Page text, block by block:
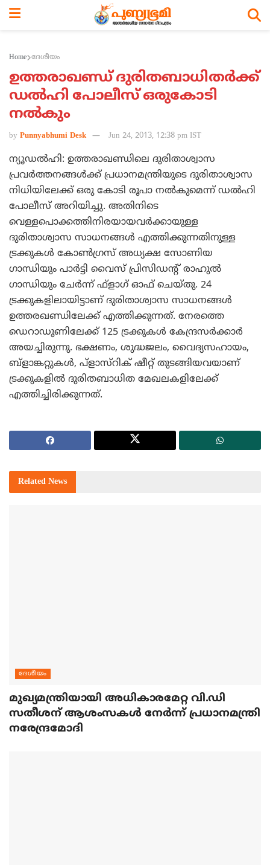
Home ദേശീയം
ഉത്തരാഖണ്ഡ് ദുരിതബാധിതര്‍ക്ക്
ഡല്‍ഹി പോലീസ് ഒരുകോടി
നല്‍കും
by Punnyabhumi Desk Jun 24, 2013, 12:38 pm IST
ന്യൂഡല്‍ഹി: ഉത്തരാഖണ്ഡിലെ ദുരിതാശ്വാസ
പ്രവര്‍ത്തനങ്ങള്‍ക്ക് പ്രധാനമന്ത്രിയുടെ ദുരിതാശ്വാസ
നിധിയിലേക്ക് ഒരു കോടി രൂപാ നല്‍കുമെന്ന് ഡല്‍ഹി
പോലീസ് അറിയിച്ചു. അതിനിടെ
വെള്ളപൊക്കത്തിനിരയായവര്‍ക്കായുള്ള
ദുരിതാശ്വാസ സാധനങ്ങള്‍ എത്തിക്കുന്നതിനുള്ള
ട്രക്കുകള്‍ കോണ്‍ഗ്രസ് അധ്യക്ഷ സോണിയ
ഗാന്ധിയും പാര്‍ട്ടി വൈസ് പ്രിസിഡന്റ് രാഹുല്‍
ഗാന്ധിയും ചേര്‍ന്ന് ഫ്ളാഗ് ഓഫ് ചെയ്തു. 24
ട്രക്കുകളിലായിട്ടാണ് ദുരിതാശ്വാസ സാധനങ്ങള്‍
ഉത്തരഖണ്ഡിലേക്ക് എത്തിക്കുന്നത്. നേരത്തെ
ഡെറാഡൂണിലേക്ക് 125 ട്രക്കുകള്‍ കേന്ദ്രസര്‍ക്കാര്‍
അയച്ചിരുന്നു. ഭക്ഷണം, ശുദ്ധജലം, വൈദ്യസഹായം,
ബ്ളാങ്കറ്റുകള്‍, പ്ളാസ്റിക് ഷീറ്റ് തുടങ്ങിയവയാണ്
ട്രക്കുകളില്‍ ദുരിതബാധിത മേഖലകളിലേക്ക്
എത്തിച്ചിരിക്കുന്നത്.
Related News
ദേശീയം
മുഖ്യമന്ത്രിയായി അധികാരമേറ്റ വി.ഡി
സതീശന് ആശംസകള്‍ നേര്‍ന്ന് പ്രധാനമന്ത്രി
നരേന്ദ്രമോദി